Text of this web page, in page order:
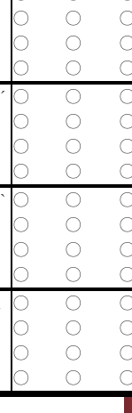
〇 〇
〇 〇
〇 〇
〇 〇
〇 〇
〇 〇
〇 〇
〇 〇
〇 〇
〇 〇
〇 〇
〇 〇
〇 〇
〇 〇
〇 〇